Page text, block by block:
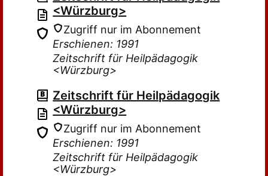
<Würzburg>
Zugriff nur im Abonnement
Erschienen: 1991
Zeitschrift für Heilpädagogik
<Würzburg>
Zeitschrift für Heilpädagogik
<Würzburg>
Zugriff nur im Abonnement
Erschienen: 1991
Zeitschrift für Heilpädagogik
<Würzburg>